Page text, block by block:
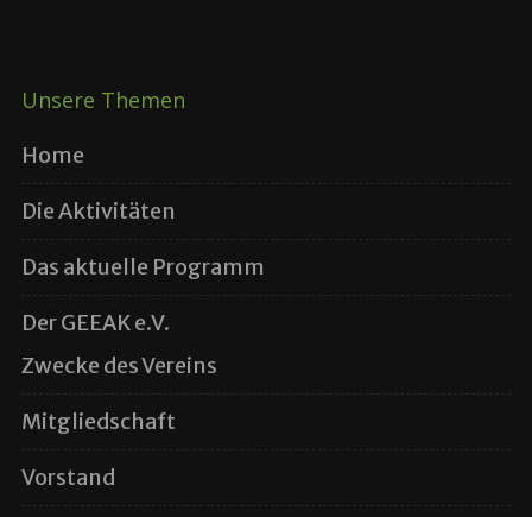
Unsere Themen
Home
Die Aktivitäten
Das aktuelle Programm
Der GEEAK e.V.
Zwecke des Vereins
Mitgliedschaft
Vorstand